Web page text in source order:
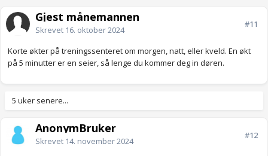
Gjest månemannen
Skrevet 16. oktober 2024
#11
Korte økter på treningssenteret om morgen, natt, eller kveld. En økt
på 5 minutter er en seier, så lenge du kommer deg in døren.
5 uker senere...
AnonymBruker
Skrevet 14. november 2024
#12